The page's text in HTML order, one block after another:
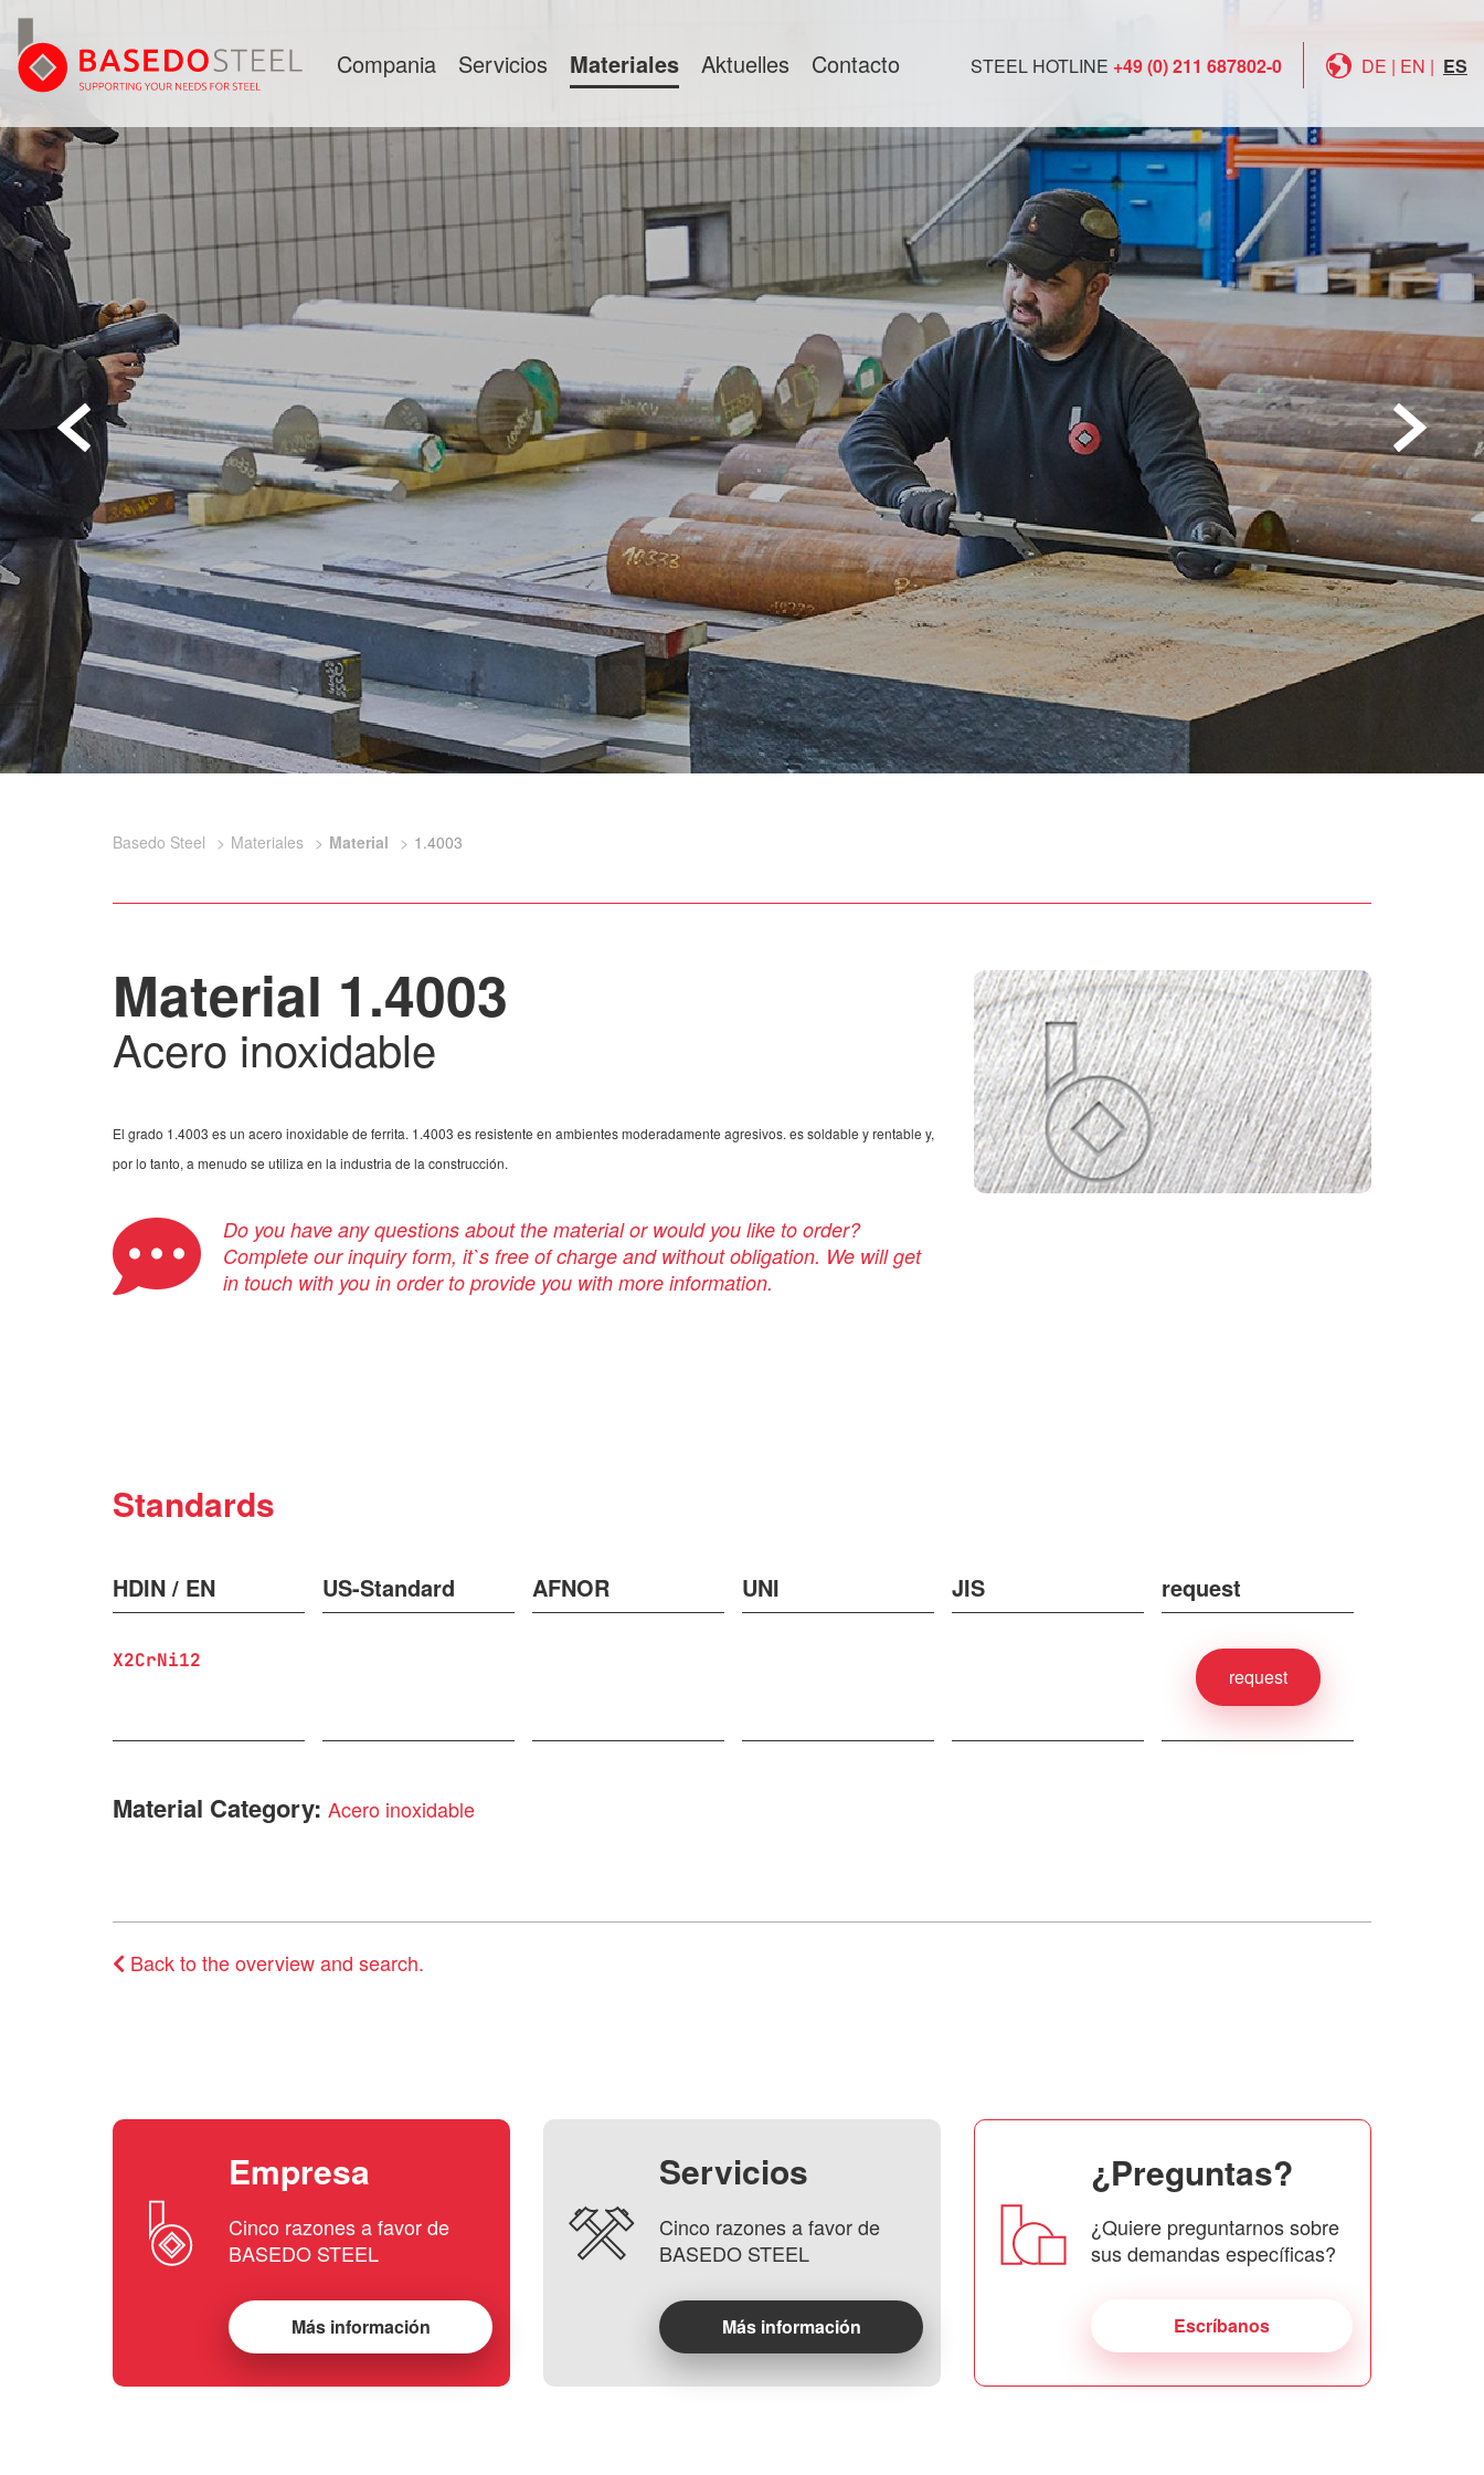
Compania Servicios Materiales Aktuelles Contacto STEEL HOTLINE +49 (0) 211 687802-0 DE | EN | ES
Basedo Steel Materiales Material 1.4003
Material 1.4003
Acero inoxidable
El grado 1.4003 es un acero inoxidable de ferrita. 1.4003 es resistente en ambientes moderadamente agresivos. es soldable y rentable y,
por lo tanto, a menudo se utiliza en la industria de la construcción.
Do you have any questions about the material or would you like to order?
Complete our inquiry form, it`s free of charge and without obligation. We will get
in touch with you in order to provide you with more information.
Standards
HDIN / EN US-Standard AFNOR UNI JIS request
X2CrNi12
request
Material Category: Acero inoxidable
Back to the overview and search.
Empresa
Cinco razones a favor de
BASEDO STEEL
Más información
Servicios
Cinco razones a favor de
BASEDO STEEL
Más información
¿Preguntas?
¿Quiere preguntarnos sobre
sus demandas específicas?
Escríbanos